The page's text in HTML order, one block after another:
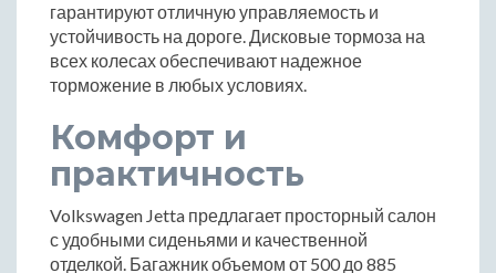
гарантируют отличную управляемость и
устойчивость на дороге. Дисковые тормоза на
всех колесах обеспечивают надежное
торможение в любых условиях.
Комфорт и
практичность
Volkswagen Jetta предлагает просторный салон
с удобными сиденьями и качественной
отделкой. Багажник объемом от 500 до 885